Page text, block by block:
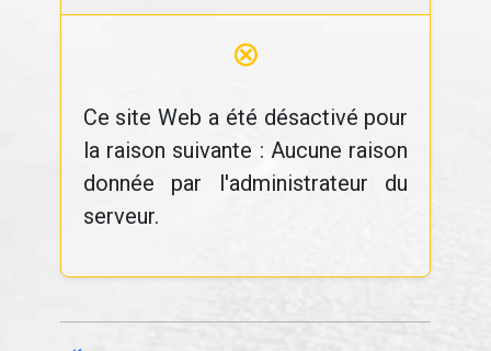
⊗
Ce site Web a été désactivé pour
la raison suivante : Aucune raison
donnée par l'administrateur du
serveur.